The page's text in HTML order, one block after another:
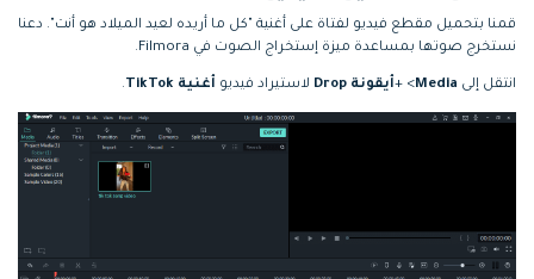
قمنا بتحميل مقطع فيديو لفتاة على أغنية "كل ما أريده لعيد الميلاد هو أنت". دعنا
نستخرج صوتها بمساعدة ميزة إستخراج الصوت في Filmora.
انتقل إلى Media
> +أيقونة Drop لاستيراد فيديو أغنية TikTok .